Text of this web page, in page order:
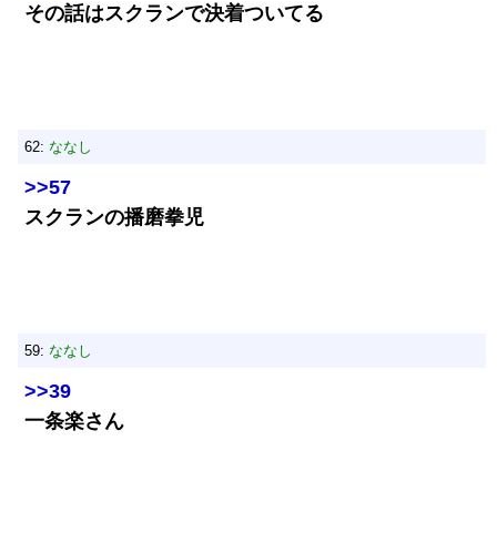
その話はスクランで決着ついてる
62: ななし
>>57
スクランの播磨拳児
59: ななし
>>39
一条楽さん